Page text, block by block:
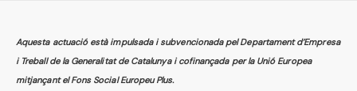
Aquesta actuació està impulsada i subvencionada pel Departament d’Empresa
i Treball de la Generalitat de Catalunya i cofinançada per la Unió Europea
mitjançant el Fons Social Europeu Plus.